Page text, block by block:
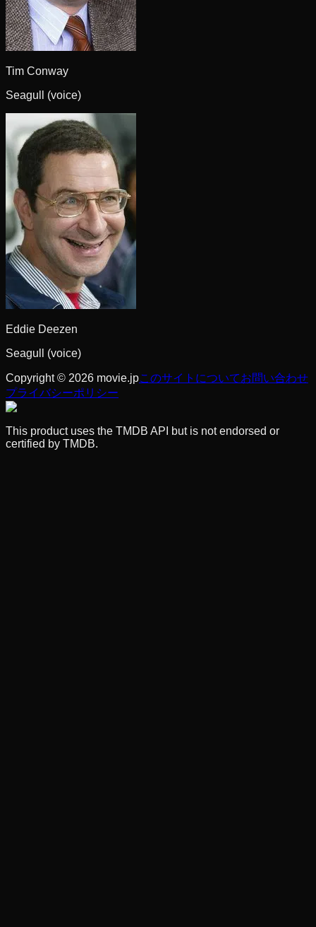
Tim Conway
Seagull (voice)
Eddie Deezen
Seagull (voice)
Copyright © 2026 movie.jpこのサイトについてお問い合わせ
プライバシーポリシー
This product uses the TMDB API but is not endorsed or
certified by TMDB.